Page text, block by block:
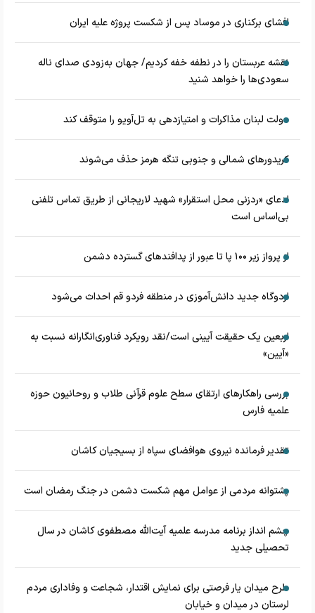
افشای برکناری در موساد پس از شکست پروژه علیه ایران
نقشه عربستان را در نطفه خفه کردیم/ جهان به‌زودی صدای ناله
سعودی‌ها را خواهد شنید
دولت لبنان مذاکرات و امتیازدهی به تل‌آویو را متوقف کند
کریدورهای شمالی و جنوبی تنگه هرمز حذف می‌شوند
ادعای «ردزنی محل استقرار» شهید لاریجانی از طریق تماس تلفنی
بی‌اساس است
از پرواز زیر ۱۰۰ پا تا عبور از پدافند‌های گسترده دشمن
اردوگاه جدید دانش‌آموزی در منطقه فردو قم احداث می‌شود
اربعین یک حقیقت آیینی است/نقد رویکرد فناوری‌انگارانه نسبت به
«آیین»
بررسی راهکارهای ارتقای سطح علوم قرآنی طلاب و روحانیون حوزه
علمیه فارس
تقدیر فرمانده نیروی هوافضای سپاه از بسیجیان کاشان
پشتوانه مردمی از عوامل مهم شکست دشمن در جنگ رمضان است
چشم‌ انداز برنامه مدرسه علمیه آیت‌الله مصطفوی کاشان در سال
تحصیلی جدید
طرح میدان یار فرصتی برای نمایش اقتدار، شجاعت و وفاداری مردم
لرستان در میدان و خیابان